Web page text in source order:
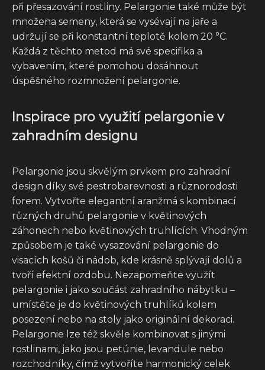
při přesazování rostliny. Pelargonie také může být
množena semeny, která se vysévají na jaře a
udržují se při konstantní teplotě kolem 20 °C.
Každá z těchto metod má své specifika a
vybavením, které pomohou dosáhnout
úspěšného rozmnožení pelargonie.
Inspirace pro využití pelargonie v
zahradním designu
Pelargonie jsou skvělým prvkem pro zahradní
design díky své pestrobarevnosti a různorodosti
forem. Vytvořte elegantní aranžmá s kombinací
různých druhů pelargonie v květinových
záhonech nebo květinových truhlících. Vhodným
způsobem je také vysazování pelargonie do
visacích košů či nádob, kde krásně splývají dolů a
tvoří efektní ozdobu. Nezapomeňte využít
pelargonie i jako součást zahradního nábytku –
umístěte je do květinových truhlíků kolem
posezení nebo na stoly jako originální dekoraci.
Pelargonie lze též skvěle kombinovat s jinými
rostlinami, jako jsou petúnie, levandule nebo
rozchodníky, čímž vytvoříte harmonický celek